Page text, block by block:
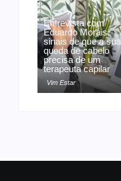
Entrevista com
Eduardo Morais:
sinais de que a sua
queda de cabelo
precisa de um
terapeuta capilar
Vim Estar